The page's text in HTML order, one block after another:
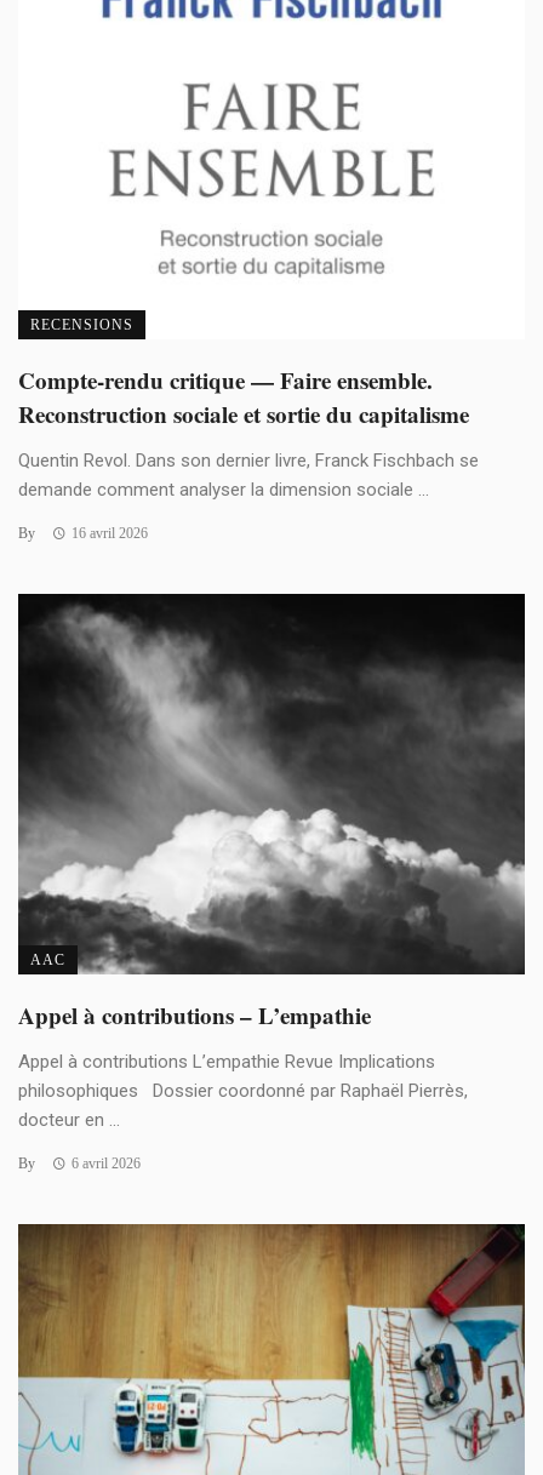
RECENSIONS
Compte-rendu critique — Faire ensemble.
Reconstruction sociale et sortie du capitalisme
Quentin Revol. Dans son dernier livre, Franck Fischbach se
demande comment analyser la dimension sociale ...
By 16 avril 2026
AAC
Appel à contributions – L’empathie
Appel à contributions L’empathie Revue Implications
philosophiques Dossier coordonné par Raphaël Pierrès,
docteur en ...
By 6 avril 2026